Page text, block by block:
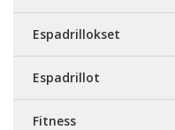
Espadrillokset
Espadrillot
Fitness